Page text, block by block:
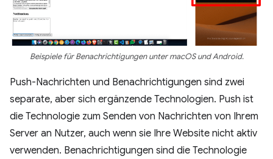
Beispiele für Benachrichtigungen unter macOS und Android.
Push-Nachrichten und Benachrichtigungen sind zwei
separate, aber sich ergänzende Technologien. Push ist
die Technologie zum Senden von Nachrichten von Ihrem
Server an Nutzer, auch wenn sie Ihre Website nicht aktiv
verwenden. Benachrichtigungen sind die Technologie